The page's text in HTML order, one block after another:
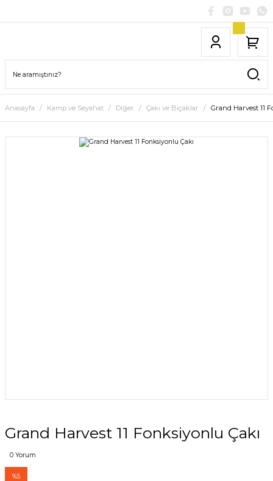
Anasayfa Kamp ve Seyahat Diğer Çakı ve Bıçaklar Grand Harvest 11
Grand Harvest 11 Fonksiyonlu Çakı
0 Yorum
%5